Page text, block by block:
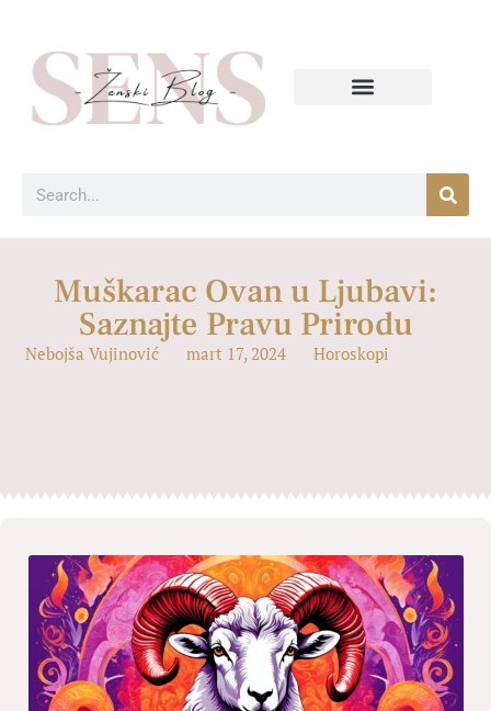
Muškarac Ovan u Ljubavi:
Saznajte Pravu Prirodu
Nebojša Vujinović mart 17, 2024 Horoskopi